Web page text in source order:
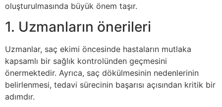
oluşturulmasında büyük önem taşır.
1. Uzmanların önerileri
Uzmanlar, saç ekimi öncesinde hastaların mutlaka
kapsamlı bir sağlık kontrolünden geçmesini
önermektedir. Ayrıca, saç dökülmesinin nedenlerinin
belirlenmesi, tedavi sürecinin başarısı açısından kritik bir
adımdır.